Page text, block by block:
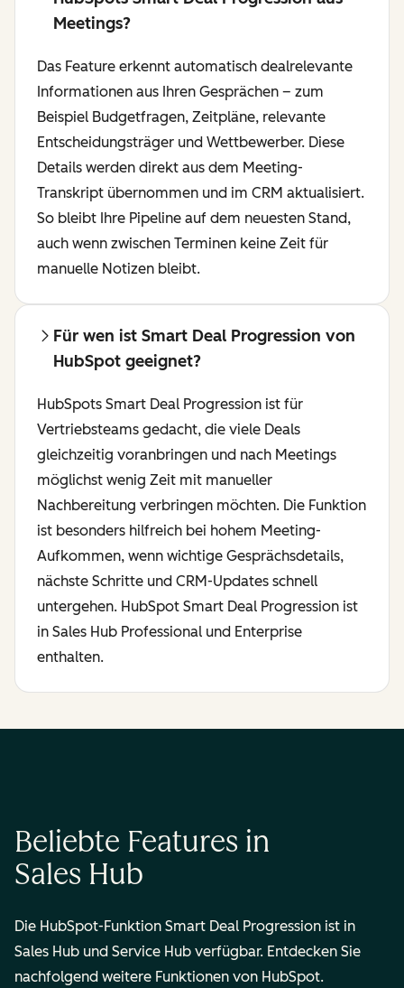
Meetings?
Das Feature erkennt automatisch dealrelevante
Informationen aus Ihren Gesprächen – zum
Beispiel Budgetfragen, Zeitpläne, relevante
Entscheidungsträger und Wettbewerber. Diese
Details werden direkt aus dem Meeting-
Transkript übernommen und im CRM aktualisiert.
So bleibt Ihre Pipeline auf dem neuesten Stand,
auch wenn zwischen Terminen keine Zeit für
manuelle Notizen bleibt.
Für wen ist Smart Deal Progression von
HubSpot geeignet?
HubSpots Smart Deal Progression ist für
Vertriebsteams gedacht, die viele Deals
gleichzeitig voranbringen und nach Meetings
möglichst wenig Zeit mit manueller
Nachbereitung verbringen möchten. Die Funktion
ist besonders hilfreich bei hohem Meeting-
Aufkommen, wenn wichtige Gesprächsdetails,
nächste Schritte und CRM-Updates schnell
untergehen. HubSpot Smart Deal Progression ist
in Sales Hub Professional und Enterprise
enthalten.
Beliebte Features in
Sales Hub
Die HubSpot-Funktion Smart Deal Progression ist in
Sales Hub und Service Hub verfügbar. Entdecken Sie
nachfolgend weitere Funktionen von HubSpot.